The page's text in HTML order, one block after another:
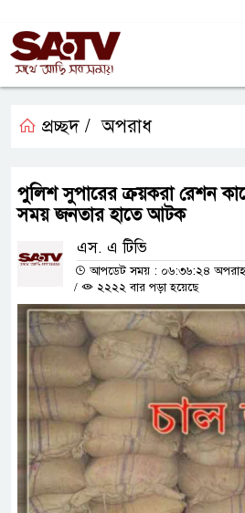
প্রচ্ছদ / অপরাধ
পুলিশ সুপারের ক্রয়করা রেশন
সময় জনতার হাতে আটক
এস. এ টিভি
আপডেট সময় : ০৬:৩৬:২৪
/
২২২২ বার পড়া হয়েছে